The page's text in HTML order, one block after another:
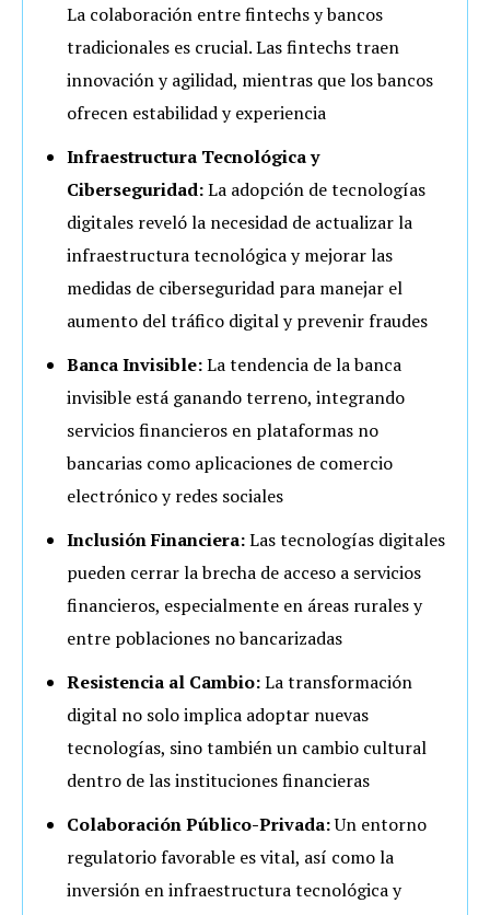
La colaboración entre fintechs y bancos
tradicionales es crucial. Las fintechs traen
innovación y agilidad, mientras que los bancos
ofrecen estabilidad y experiencia
Infraestructura Tecnológica y
Ciberseguridad:La adopción de tecnologías
digitales reveló la necesidad de actualizar la
infraestructura tecnológica y mejorar las
medidas de ciberseguridad para manejar el
aumento del tráfico digital y prevenir fraudes
Banca Invisible:La tendencia de la banca
invisible está ganando terreno, integrando
servicios financieros en plataformas no
bancarias como aplicaciones de comercio
electrónico y redes sociales
Inclusión Financiera:Las tecnologías digitales
pueden cerrar la brecha de acceso a servicios
financieros, especialmente en áreas rurales y
entre poblaciones no bancarizadas
Resistencia al Cambio:La transformación
digital no solo implica adoptar nuevas
tecnologías, sino también un cambio cultural
dentro de las instituciones financieras
Colaboración Público-Privada:Un entorno
regulatorio favorable es vital, así como la
inversión en infraestructura tecnológica y